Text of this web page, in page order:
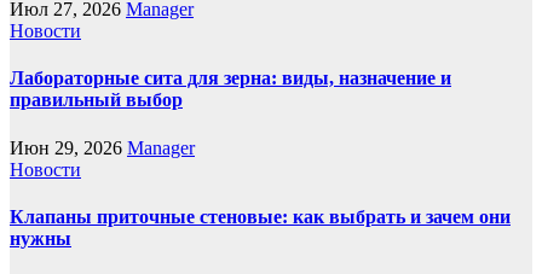
Июл 27, 2026 Manager
Новости
Лабораторные сита для зерна: виды, назначение и
правильный выбор
Июн 29, 2026 Manager
Новости
Клапаны приточные стеновые: как выбрать и зачем они
нужны